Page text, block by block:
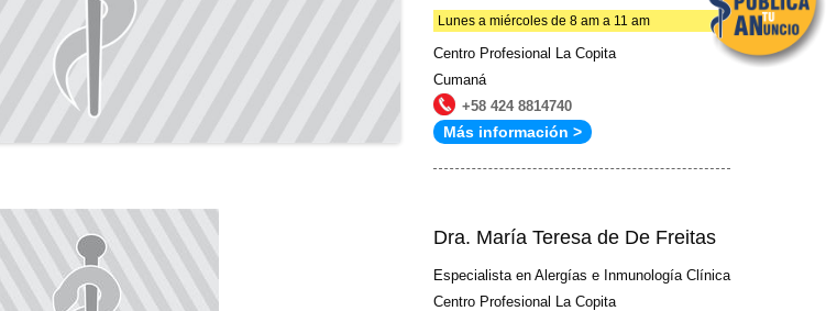
Lunes a miércoles de 8 am a 11 am
Centro Profesional La Copita
Cumaná
+58 424 8814740
Más información >
Dra. María Teresa de De Freitas
Especialista en Alergías e Inmunología Clínica
Centro Profesional La Copita